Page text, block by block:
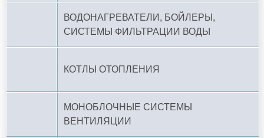
ВОДОНАГРЕВАТЕЛИ, БОЙЛЕРЫ,
СИСТЕМЫ ФИЛЬТРАЦИИ ВОДЫ
КОТЛЫ ОТОПЛЕНИЯ
МОНОБЛОЧНЫЕ СИСТЕМЫ
ВЕНТИЛЯЦИИ